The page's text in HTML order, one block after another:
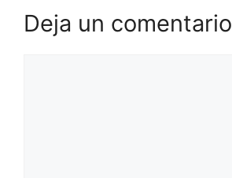
Deja un comentario